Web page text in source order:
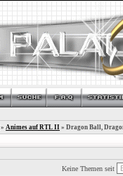
» Animes auf RTL II » Dragon Ball,
Keine Themen seit